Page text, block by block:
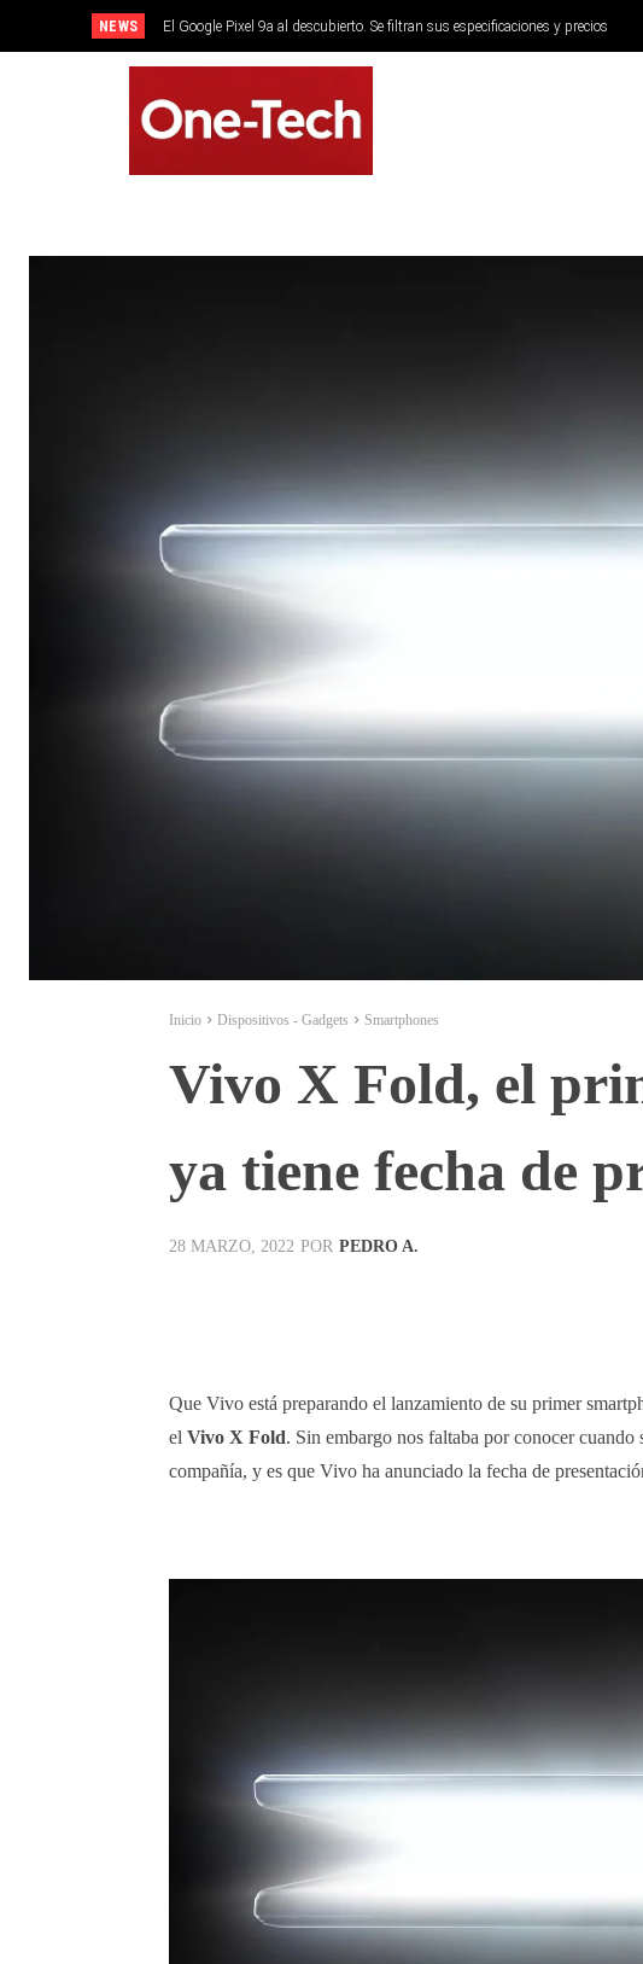
NEWS El Google Pixel 9a al descubierto. Se filtran sus especificaciones y precios
Inicio Dispositivos - Gadgets Smartphones
Vivo X Fold, el
ya tiene fecha de
28 MARZO, 2022 POR PEDRO A.
Que Vivo está preparando el lanzamiento de su primer
el Vivo X Fold. Sin embargo nos faltaba por conocer
compañía, y es que Vivo ha anunciado la fecha de